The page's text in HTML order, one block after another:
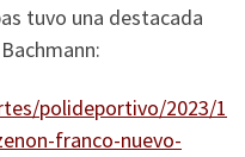
tuvo una destacada
polideportivo/2023/1
franco-nuevo-